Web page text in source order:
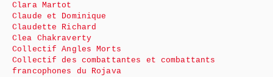
Clara Martot
Claude et Dominique
Claudette Richard
Clea Chakraverty
Collectif Angles Morts
Collectif des combattantes et combattants
francophones du Rojava